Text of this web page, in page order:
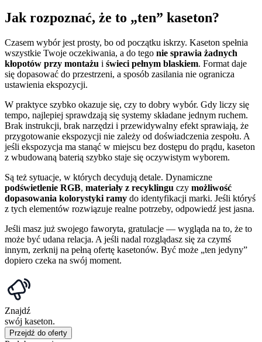
Jak rozpoznać, że to „ten” kaseton?
Czasem wybór jest prosty, bo od początku iskrzy. Kaseton spełnia
wszystkie Twoje oczekiwania, a do tego nie sprawia żadnych
kłopotów przy montażu i świeci pełnym blaskiem. Format daje
się dopasować do przestrzeni, a sposób zasilania nie ogranicza
ustawienia ekspozycji.
W praktyce szybko okazuje się, czy to dobry wybór. Gdy liczy się
tempo, najlepiej sprawdzają się systemy składane jednym ruchem.
Brak instrukcji, brak narzędzi i przewidywalny efekt sprawiają, że
przygotowanie ekspozycji nie zależy od doświadczenia zespołu. A
jeśli ekspozycja ma stanąć w miejscu bez dostępu do prądu, kaseton
z wbudowaną baterią szybko staje się oczywistym wyborem.
Są też sytuacje, w których decydują detale. Dynamiczne
podświetlenie RGB, materiały z recyklingu czy możliwość
dopasowania kolorystyki ramy do identyfikacji marki. Jeśli któryś
z tych elementów rozwiązuje realne potrzeby, odpowiedź jest jasna.
Jeśli masz już swojego faworyta, gratulacje — wygląda na to, że to
może być udana relacja. A jeśli nadal rozglądasz się za czymś
innym, zerknij na pełną ofertę kasetonów. Być może „ten jedyny”
dopiero czeka na swój moment.
Znajdź
swój kaseton.
Przejdź do oferty